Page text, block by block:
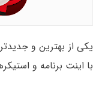
یکی از بهترین و
با اینت برنامه و